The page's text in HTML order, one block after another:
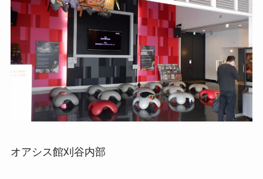
オアシス館刈谷内部